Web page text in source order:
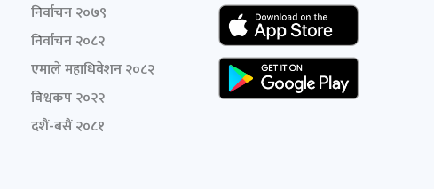
निर्वाचन २०७९
निर्वाचन २०८२
एमाले महाधिवेशन २०८२
विश्वकप २०२२
दशैं-बसैं २०८१